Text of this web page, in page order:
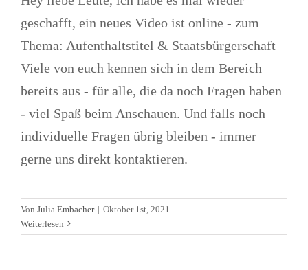
geschafft, ein neues Video ist online - zum
Thema: Aufenthaltstitel & Staatsbürgerschaft
Viele von euch kennen sich in dem Bereich
bereits aus - für alle, die da noch Fragen haben
- viel Spaß beim Anschauen. Und falls noch
individuelle Fragen übrig bleiben - immer
gerne uns direkt kontaktieren.
Von Julia Embacher | Oktober 1st, 2021
Weiterlesen
Montenegro